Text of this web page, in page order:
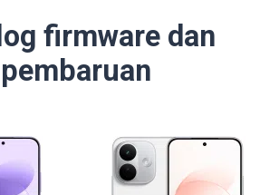
firmware dan
pembaruan